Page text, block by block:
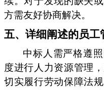
方需友好协商解决。
五、详细阐述的员工
中标人需严格遵
度进行人力资源管理
切实履行劳动保障法